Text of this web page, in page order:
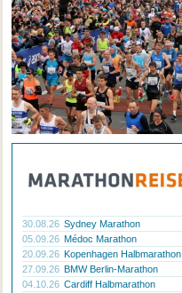
30.08.26 Sydney Marathon
05.09.26 Médoc Marathon
20.09.26 Kopenhagen Halbmarathon
27.09.26 BMW Berlin-Marathon
04.10.26 Cardiff Halbmarathon